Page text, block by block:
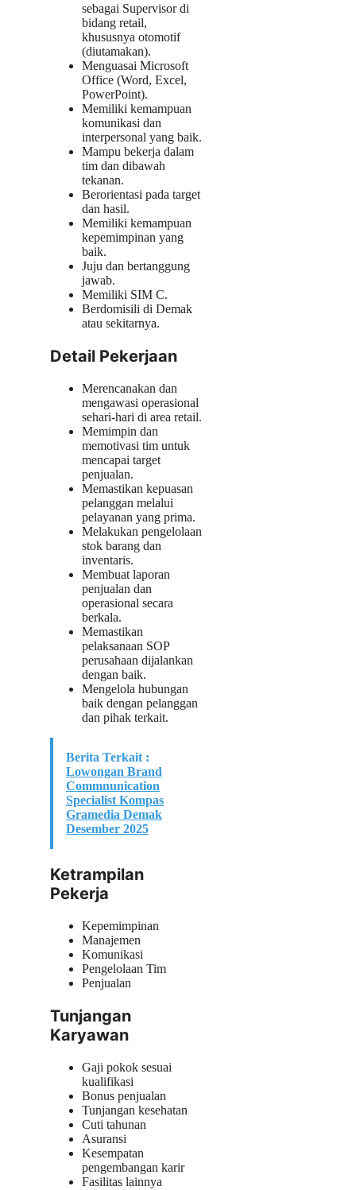
sebagai Supervisor di
bidang retail,
khususnya otomotif
(diutamakan).
Menguasai Microsoft
Office (Word, Excel,
PowerPoint).
Memiliki kemampuan
komunikasi dan
interpersonal yang baik.
Mampu bekerja dalam
tim dan dibawah
tekanan.
Berorientasi pada target
dan hasil.
Memiliki kemampuan
kepemimpinan yang
baik.
Juju dan bertanggung
jawab.
Memiliki SIM C.
Berdomisili di Demak
atau sekitarnya.
Detail Pekerjaan
Merencanakan dan
mengawasi operasional
sehari-hari di area retail.
Memimpin dan
memotivasi tim untuk
mencapai target
penjualan.
Memastikan kepuasan
pelanggan melalui
pelayanan yang prima.
Melakukan pengelolaan
stok barang dan
inventaris.
Membuat laporan
penjualan dan
operasional secara
berkala.
Memastikan
pelaksanaan SOP
perusahaan dijalankan
dengan baik.
Mengelola hubungan
baik dengan pelanggan
dan pihak terkait.
Berita Terkait :
Lowongan Brand
Commnunication
Specialist Kompas
Gramedia Demak
Desember 2025
Ketrampilan
Pekerja
Kepemimpinan
Manajemen
Komunikasi
Pengelolaan Tim
Penjualan
Tunjangan
Karyawan
Gaji pokok sesuai
kualifikasi
Bonus penjualan
Tunjangan kesehatan
Cuti tahunan
Asuransi
Kesempatan
pengembangan karir
Fasilitas lainnya